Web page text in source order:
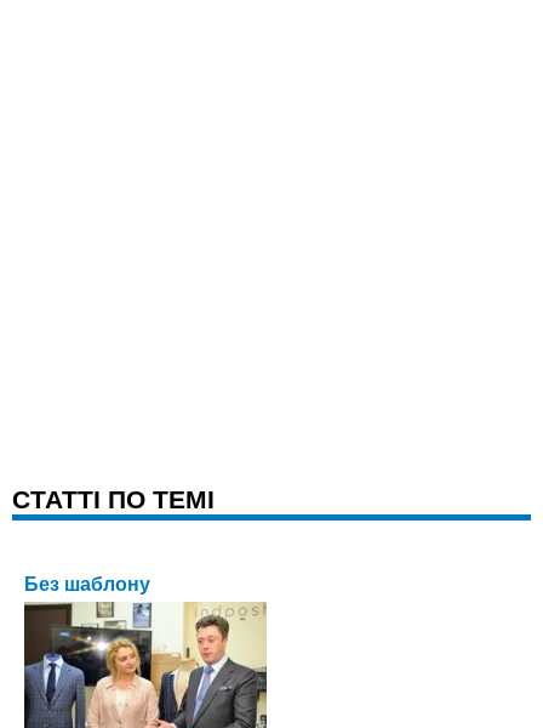
CТАТТІ ПО ТЕМІ
Без шаблону